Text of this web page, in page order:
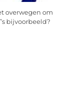
overwegen om
bijvoorbeeld?